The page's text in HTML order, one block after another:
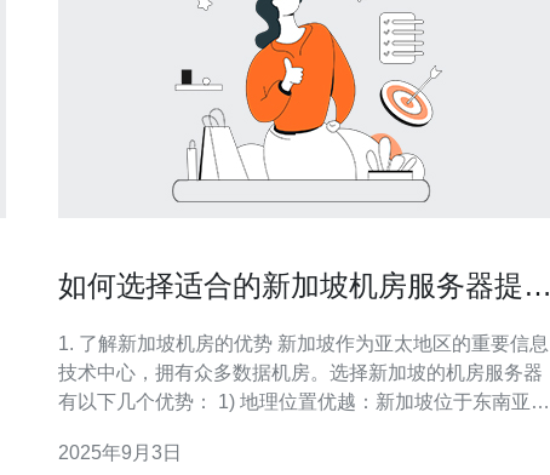
如何选择适合的新加坡机房服务器提升
1. 了解新加坡机房的优势 新加坡作为亚太地区的重要信息
技术中心，拥有众多数据机房。选择新加坡的机房服务器
有以下几个优势： 1) 地理位置优越：新加坡位于东南亚中
完善：新加坡有多个国际海底光缆连接，带宽丰富。 3) 稳
2025年9月3日